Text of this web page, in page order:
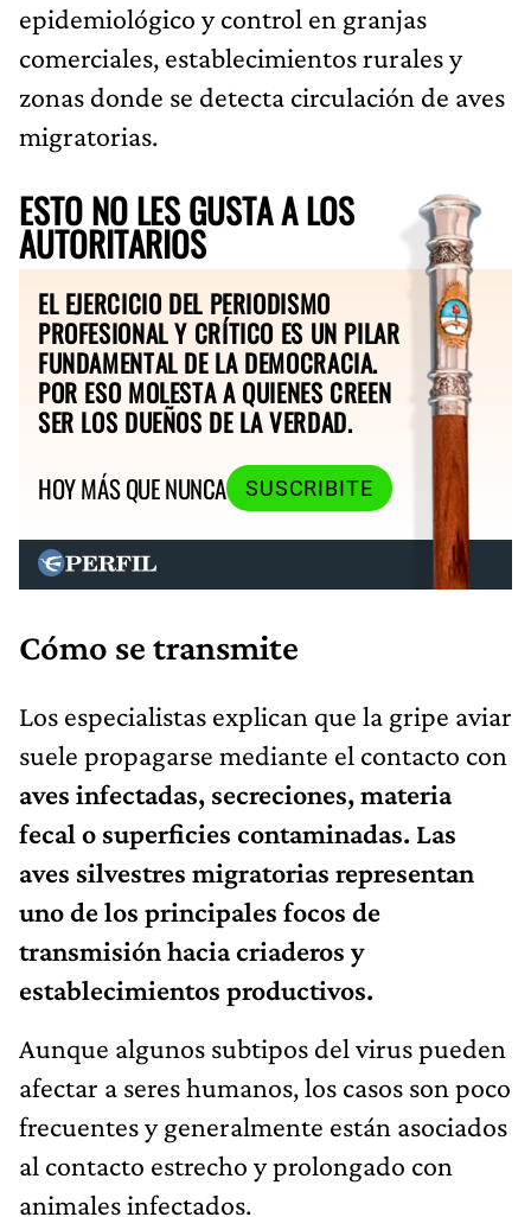
epidemiológico y control en granjas
comerciales, establecimientos rurales y
zonas donde se detecta circulación de aves
migratorias.
ESTO NO LES GUSTA A LOS
AUTORITARIOS
EL EJERCICIO DEL PERIODISMO
PROFESIONAL Y CRÍTICO ES UN PILAR
FUNDAMENTAL DE LA DEMOCRACIA.
POR ESO MOLESTA A QUIENES CREEN
SER LOS DUEÑOS DE LA VERDAD.
HOY MÁS QUE NUNCA
SUSCRIBITE
Cómo se transmite
Los especialistas explican que la gripe aviar
suele propagarse mediante el contacto con
aves infectadas, secreciones, materia
fecal o superficies contaminadas. Las
aves silvestres migratorias representan
uno de los principales focos de
transmisión hacia criaderos y
establecimientos productivos.
Aunque algunos subtipos del virus pueden
afectar a seres humanos, los casos son poco
frecuentes y generalmente están asociados
al contacto estrecho y prolongado con
animales infectados.